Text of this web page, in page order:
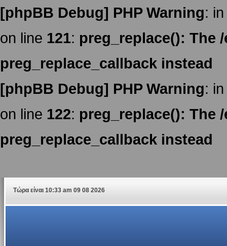
[phpBB Debug] PHP Warning:
on line 121: preg_replace(): The
preg_replace_callback instead
[phpBB Debug] PHP Warning:
on line 122: preg_replace(): The
preg_replace_callback instead
Τώρα είναι 10:33 am 09 08 2026